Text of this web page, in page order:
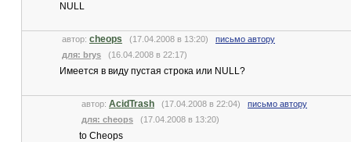
NULL
автор: cheops (17.04.2008 в 13:20) письмо автору
для: brys (16.04.2008 в 22:17)
Имеется в виду пустая строка или NULL?
автор: AcidTrash (17.04.2008 в 22:04) письмо автору
для: cheops (17.04.2008 в 13:20)
to Cheops